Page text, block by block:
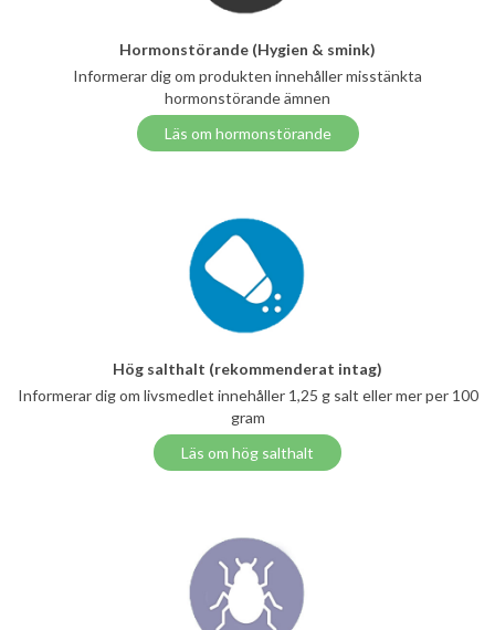
Hormonstörande (Hygien & smink)
Informerar dig om produkten innehåller misstänkta
hormonstörande ämnen
Läs om hormonstörande
Hög salthalt (rekommenderat intag)
Informerar dig om livsmedlet innehåller 1,25 g salt eller mer per 100
gram
Läs om hög salthalt